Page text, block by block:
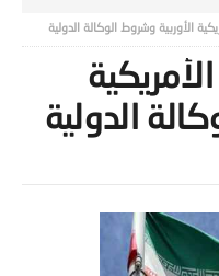
الأوربية وشروط الوكالة الدولية
الدولية